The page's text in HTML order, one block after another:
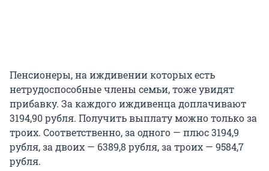
Пенсионеры, на иждивении которых есть
нетрудоспособные члены семьи, тоже увидят
прибавку. За каждого иждивенца доплачивают
3194,90 рубля. Получить выплату можно только за
троих. Соответственно, за одного — плюс 3194,9
рубля, за двоих — 6389,8 рубля, за троих — 9584,7
рубля.